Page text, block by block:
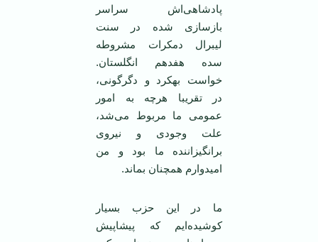
پادشاهی‌اش سراسر
بازسازی شده در سنت
لیبرال دمکرات مشروطه
سده هفدهم انگلستان.
خواست بهکرد و دگرگونی،
در تقریبا هرچه به امور
عمومی ‌ما مربوط می‌شد،
علت وجودی و نیروی
برانگیزاننده ما بود و من
امیدوارم همچنان بماند.
ما در این حزب بسیار
کوشیده‌ایم که پیشاپیش